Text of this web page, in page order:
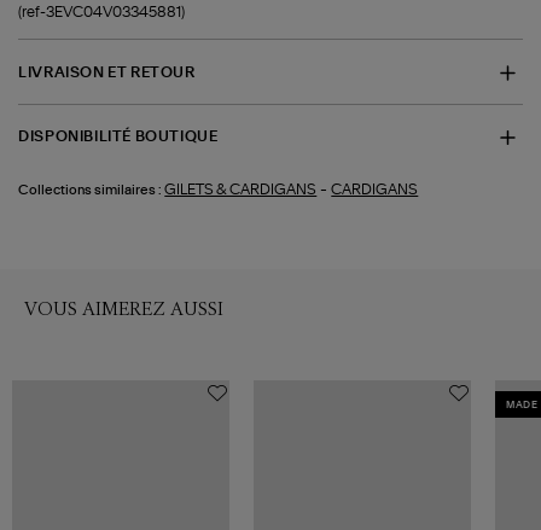
(ref-3EVC04V03345881)
LIVRAISON ET RETOUR
DISPONIBILITÉ BOUTIQUE
Collections similaires : GILETS & CARDIGANS -CARDIGANS
VOUS AIMEREZ AUSSI
MADE